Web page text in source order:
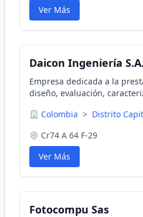
Ver Más
Daicon Ingeniería
Empresa dedicada a la
diseño, evaluación,
interdisciplinario de técnicos
Colombia > Distrito
Cr74 A 64 F-29
Ver Más
Fotocompu Sas